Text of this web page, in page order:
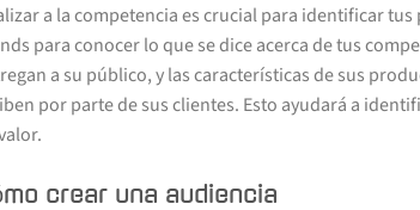
a la competencia es crucial para identificar
para conocer lo que se dice acerca de tus
a su público, y las características de sus
por parte de sus clientes. Esto ayudará a
crear una audiencia